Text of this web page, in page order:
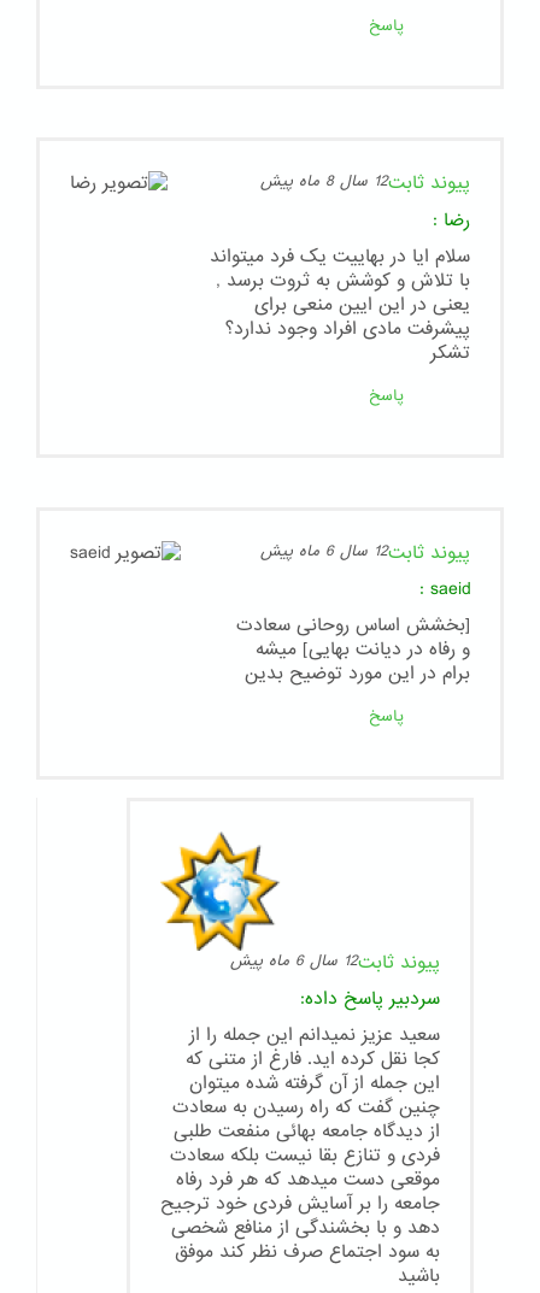
پاسخ
پیوند ثابت12 سال 8 ماه پیش
رضا :
سلام ایا در بهاییت یک فرد میتواند
با تلاش و کوشش به ثروت برسد ,
یعنی در این ایین منعی برای
پیشرفت مادی افراد وجود ندارد؟
تشکر
پاسخ
پیوند ثابت12 سال 6 ماه پیش
saeid
:
[بخشش اساس روحانی سعادت
و رفاه در دیانت بهایی] میشه
برام در این مورد توضیح بدین
پاسخ
پیوند ثابت12 سال 6 ماه پیش
سردبیر پاسخ داده:
سعید عزیز نمیدانم این جمله را از
کجا نقل کرده اید. فارغ از متنی که
این جمله از آن گرفته شده میتوان
چنین گفت که راه رسیدن به سعادت
از دیدگاه جامعه بهائی منفعت طلبی
فردی و تنازع بقا نیست بلکه سعادت
موقعی دست میدهد که هر فرد رفاه
جامعه را بر آسایش فردی خود ترجیح
دهد و با بخشندگی از منافع شخصی
به سود اجتماع صرف نظر کند موفق
باشید